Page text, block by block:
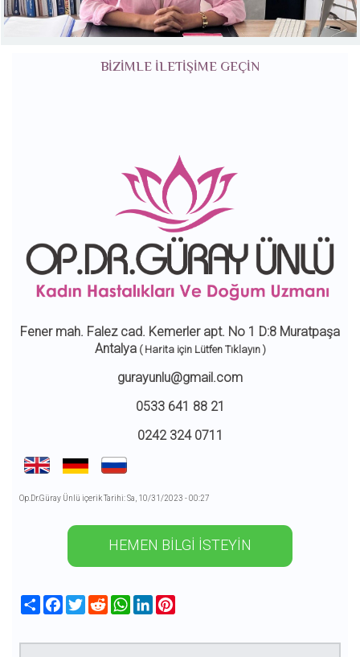
BIZIMLE ILETIŞIME GEÇIN
Fener mah. Falez cad. Kemerler apt. No 1 D:8 Muratpaşa
Antalya( Harita için Lütfen Tıklayın )
gurayunlu@gmail.com
0533 641 88 21
0242 324 0711
Op.Dr.Güray Ünlü içerik Tarihi: Sa, 10/31/2023 - 00:27
HEMEN BİLGİ İSTEYİN
ShareFacebook
TwitterRedditWhatsApp
LinkedInPinterest